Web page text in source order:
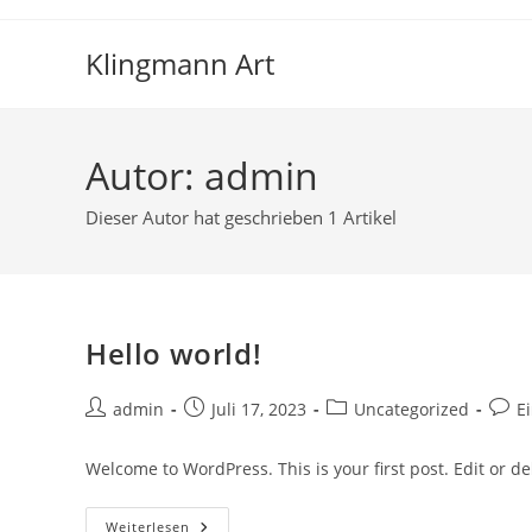
Klingmann Art
Autor: admin
Dieser Autor hat geschrieben 1 Artikel
Hello world!
Beitrags-
admin
BeitragJuli 17, 2023
Beitrags-
Uncategorized
Welcome to WordPress. This is your first post. Edit or
Weiterlesen Hello